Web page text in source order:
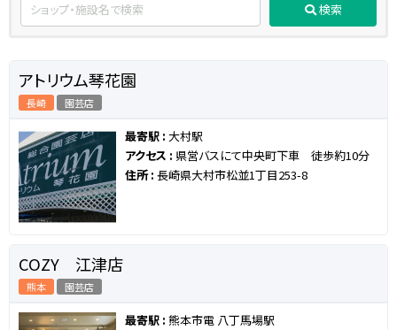
検索
アトリウム琴花園
長崎 園芸店
最寄駅 : 大村駅
アクセス : 県営バスにて中央町下車 徒歩約10分
住所 : 長崎県大村市松並1丁目253-8
COZY 江津店
熊本 園芸店
最寄駅 : 熊本市電 八丁馬場駅